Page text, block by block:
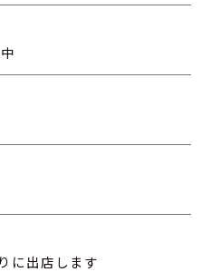
に出店します